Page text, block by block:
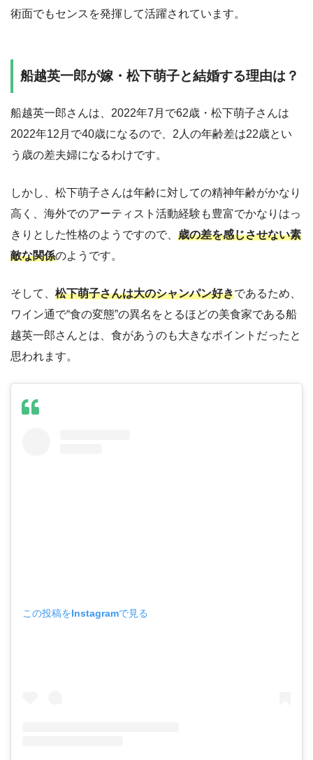
術面でもセンスを発揮して活躍されています。
船越英一郎が嫁・松下萌子と結婚する理由は？
船越英一郎さんは、2022年7月で62歳・松下萌子さんは
2022年12月で40歳になるので、2人の年齢差は22歳とい
う歳の差夫婦になるわけです。
しかし、松下萌子さんは年齢に対しての精神年齢がかなり
高く、海外でのアーティスト活動経験も豊富でかなりはっ
きりとした性格のようですので、 歳の差を感じさせない素
敵な関係のようです。
そして、 松下萌子さんは大のシャンパン好きであるため、
ワイン通で“食の変態”の異名をとるほどの美食家である船
越英一郎さんとは、食があうのも大きなポイントだったと
思われます。
この投稿をInstagramで見る